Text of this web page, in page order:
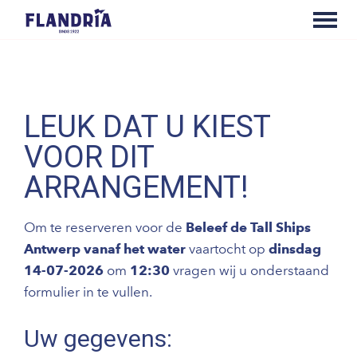
LEUK DAT U KIEST
VOOR DIT
ARRANGEMENT!
Om te reserveren voor de Beleef de Tall Ships
Antwerp vanaf het water vaartocht op dinsdag
14-07-2026 om 12:30 vragen wij u onderstaand
formulier in te vullen.
Uw gegevens: